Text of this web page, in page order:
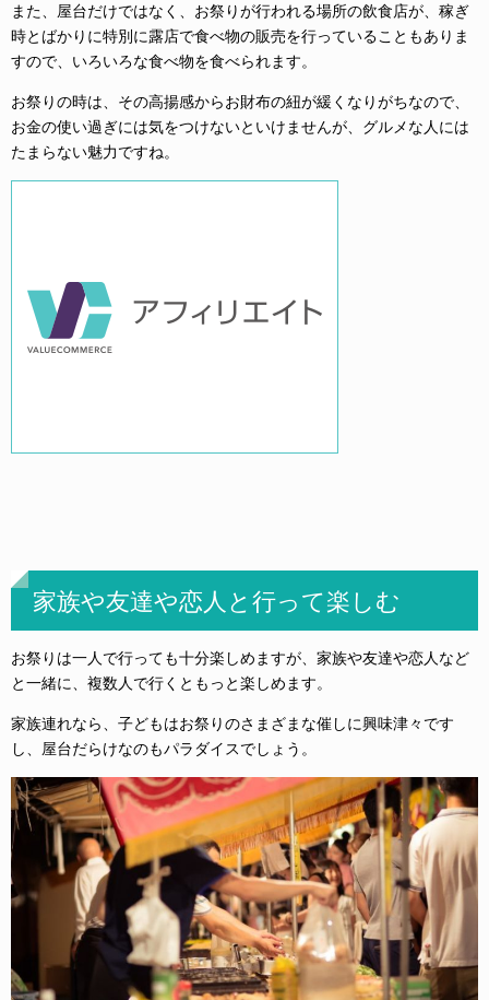
また、屋台だけではなく、お祭りが行われる場所の飲食店が、稼ぎ
時とばかりに特別に露店で食べ物の販売を行っていることもありま
すので、いろいろな食べ物を食べられます。
お祭りの時は、その高揚感からお財布の紐が緩くなりがちなので、
お金の使い過ぎには気をつけないといけませんが、グルメな人には
たまらない魅力ですね。
家族や友達や恋人と行って楽しむ
お祭りは一人で行っても十分楽しめますが、家族や友達や恋人など
と一緒に、複数人で行くともっと楽しめます。
家族連れなら、子どもはお祭りのさまざまな催しに興味津々です
し、屋台だらけなのもパラダイスでしょう。